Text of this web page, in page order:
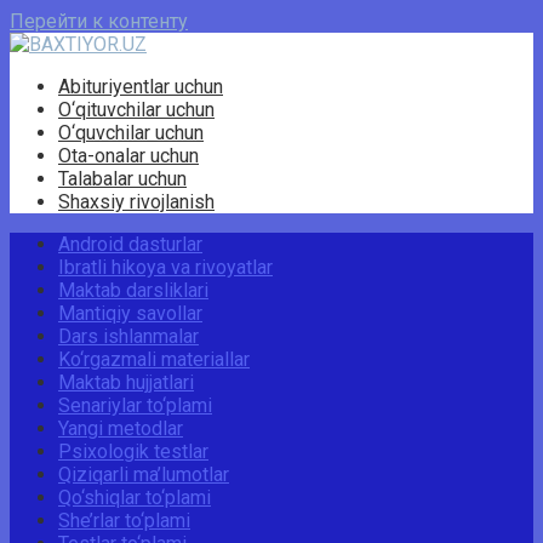
Перейти к контенту
Abituriyentlar uchun
O‘qituvchilar uchun
O‘quvchilar uchun
Ota-onalar uchun
Talabalar uchun
Shaxsiy rivojlanish
Android dasturlar
Ibratli hikoya va rivoyatlar
Maktab darsliklari
Mantiqiy savollar
Dars ishlanmalar
Ko‘rgazmali materiallar
Maktab hujjatlari
Senariylar to‘plami
Yangi metodlar
Psixologik testlar
Qiziqarli ma’lumotlar
Qo‘shiqlar to‘plami
She’rlar to‘plami